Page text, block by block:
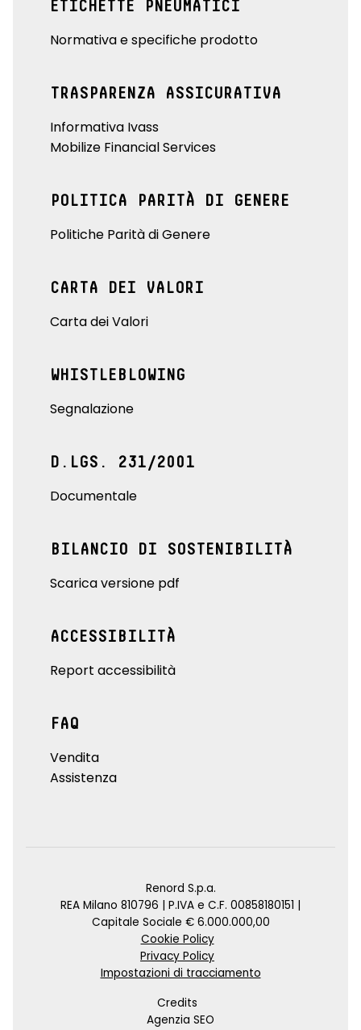
ETICHETTE PNEUMATICI
Normativa e specifiche prodotto
TRASPARENZA ASSICURATIVA
Informativa Ivass
Mobilize Financial Services
POLITICA PARITÀ DI GENERE
Politiche Parità di Genere
CARTA DEI VALORI
Carta dei Valori
WHISTLEBLOWING
Segnalazione
D.LGS. 231/2001
Documentale
BILANCIO DI SOSTENIBILITÀ
Scarica versione pdf
ACCESSIBILITÀ
Report accessibilità
FAQ
Vendita
Assistenza
Renord S.p.a.
REA Milano 810796 | P.IVA e C.F. 00858180151 |
Capitale Sociale € 6.000.000,00
Cookie Policy
Privacy Policy
Impostazioni di tracciamento
Credits
Agenzia SEO